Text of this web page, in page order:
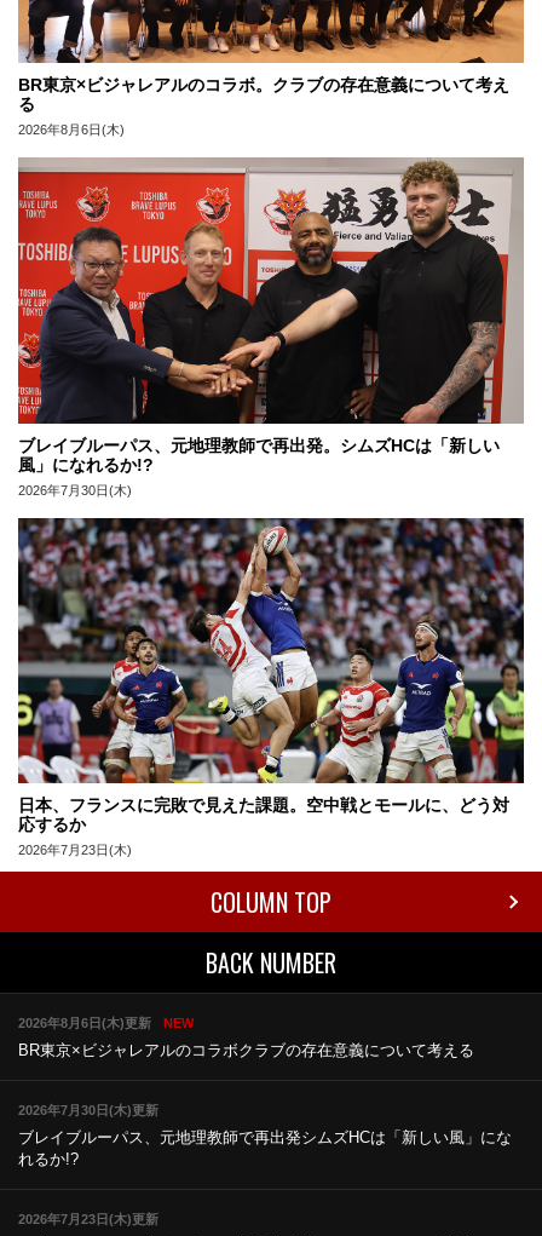
BR東京×ビジャレアルのコラボ。クラブの存在意義について考え
る
2026年8月6日(木)
ブレイブルーパス、元地理教師で再出発。シムズHCは「新しい
風」になれるか!?
2026年7月30日(木)
日本、フランスに完敗で見えた課題。空中戦とモールに、どう対
応するか
2026年7月23日(木)
COLUMN TOP
BACK NUMBER
2026年8月6日(木)更新 NEW
BR東京×ビジャレアルのコラボクラブの存在意義について考える
2026年7月30日(木)更新
ブレイブルーパス、元地理教師で再出発シムズHCは「新しい風」にな
れるか!?
2026年7月23日(木)更新